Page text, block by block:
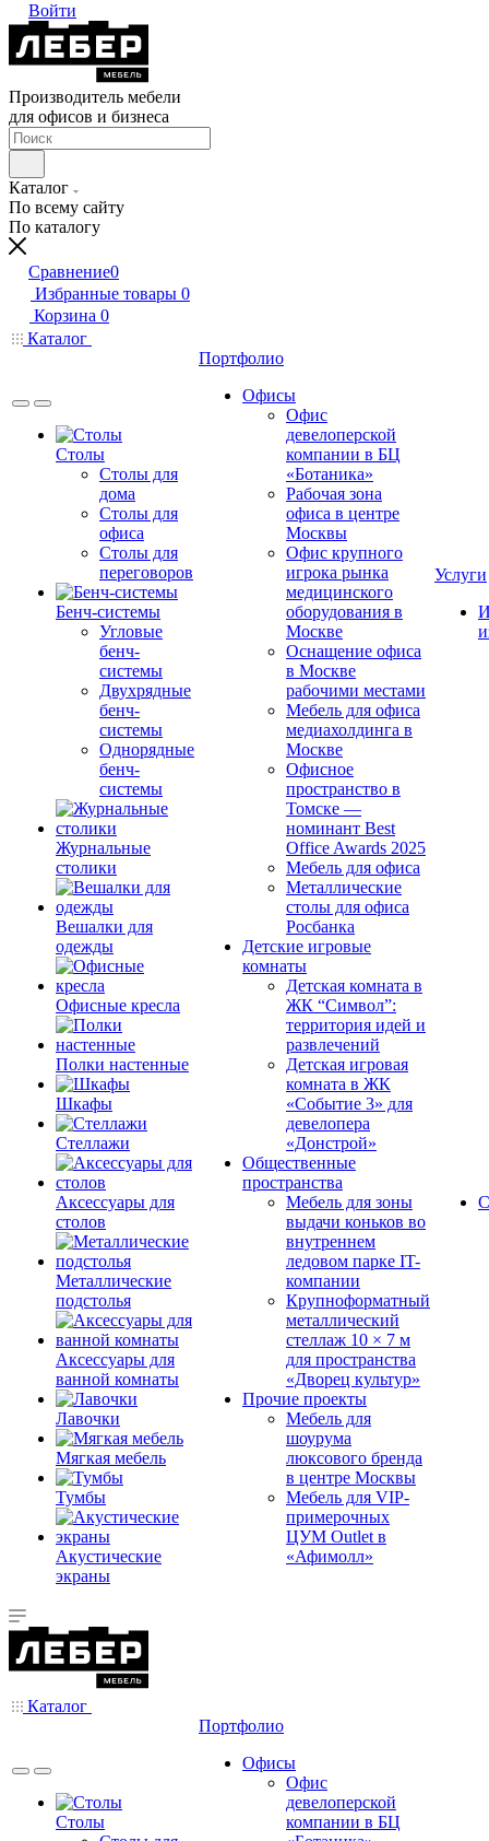
Войти
Производитель мебели
для офисов и бизнеса
Каталог
По всему сайту
По каталогу
Сравнение0
Избранные товары 0
Корзина 0
Каталог
Столы
Столы для
дома
Столы для
офиса
Столы для
переговоров
Бенч-системы
Угловые
бенч-
системы
Двухрядные
бенч-
системы
Однорядные
бенч-
системы
Журнальные
столики
Вешалки для
одежды
Офисные кресла
Полки настенные
Шкафы
Стеллажи
Аксессуары для
столов
Металлические
подстолья
Аксессуары для
ванной комнаты
Лавочки
Мягкая мебель
Тумбы
Акустические
экраны
Портфолио
Офисы
Офис
девелоперской
компании в БЦ
«Ботаника»
Рабочая зона
офиса в центре
Москвы
Офис крупного
игрока рынка
медицинского
оборудования в
Москве
Оснащение офиса
в Москве
рабочими местами
Мебель для офиса
медиахолдинга в
Москве
Офисное
пространство в
Томске —
номинант Best
Office Awards 2025
Мебель для офиса
Металлические
столы для офиса
Росбанка
Детские игровые
комнаты
Детская комната в
ЖК “Символ”:
территория идей и
развлечений
Детская игровая
комната в ЖК
«Событие 3» для
девелопера
«Донстрой»
Общественные
пространства
Мебель для зоны
выдачи коньков во
внутреннем
ледовом парке IT-
компании
Крупноформатный
металлический
стеллаж 10 × 7 м
для пространства
«Дворец культур»
Прочие проекты
Мебель для
шоурума
люксового бренда
в центре Москвы
Мебель для VIP-
примерочных
ЦУМ Outlet в
«Афимолл»
Услуги
Каталог
Столы
Портфолио
Офисы
Офис
девелоперской
компании в БЦ